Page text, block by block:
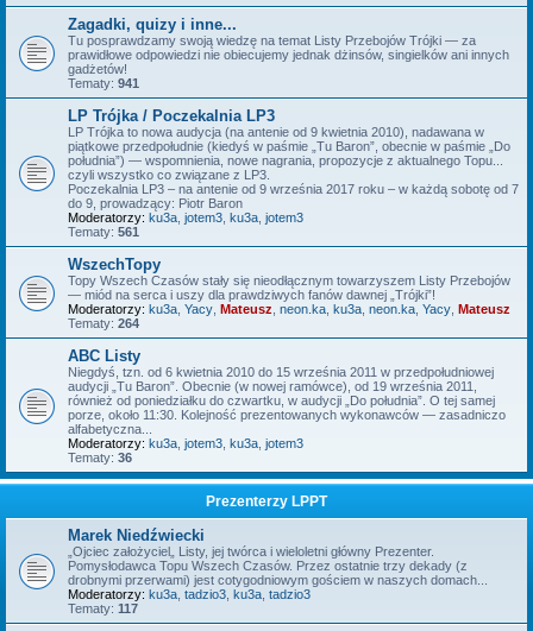
Zagadki, quizy i inne...
Tu posprawdzamy swoją wiedzę na temat Listy Przebojów Trójki — za
prawidłowe odpowiedzi nie obiecujemy jednak dżinsów, singielków ani innych
gadżetów!
Tematy: 941
LP Trójka / Poczekalnia LP3
LP Trójka to nowa audycja (na antenie od 9 kwietnia 2010), nadawana w
piątkowe przedpołudnie (kiedyś w paśmie „Tu Baron”, obecnie w paśmie „Do
południa”) — wspomnienia, nowe nagrania, propozycje z aktualnego Topu...
czyli wszystko co związane z LP3.
Poczekalnia LP3 – na antenie od 9 września 2017 roku – w każdą sobotę od 7
do 9, prowadzący: Piotr Baron
Moderatorzy: ku3a jotem3 ku3a jotem3
Tematy: 561
WszechTopy
Topy Wszech Czasów stały się nieodłącznym towarzyszem Listy Przebojów
— miód na serca i uszy dla prawdziwych fanów dawnej „Trójki”!
Moderatorzy: ku3a Yacy Mateusz neon.ka ku3a neon.ka Yacy Mateusz
Tematy: 264
ABC Listy
Niegdyś, tzn. od 6 kwietnia 2010 do 15 września 2011 w przedpołudniowej
audycji „Tu Baron”. Obecnie (w nowej ramówce), od 19 września 2011,
również od poniedziałku do czwartku, w audycji „Do południa”. O tej samej
porze, około 11:30. Kolejność prezentowanych wykonawców — zasadniczo
alfabetyczna...
Moderatorzy: ku3a jotem3 ku3a jotem3
Tematy: 36
Prezenterzy LPPT
Marek Niedźwiecki
„Ojciec założyciel„ Listy, jej twórca i wieloletni główny Prezenter.
Pomysłodawca Topu Wszech Czasów. Przez ostatnie trzy dekady (z
drobnymi przerwami) jest cotygodniowym gościem w naszych domach...
Moderatorzy: ku3a tadzio3 ku3a tadzio3
Tematy: 117